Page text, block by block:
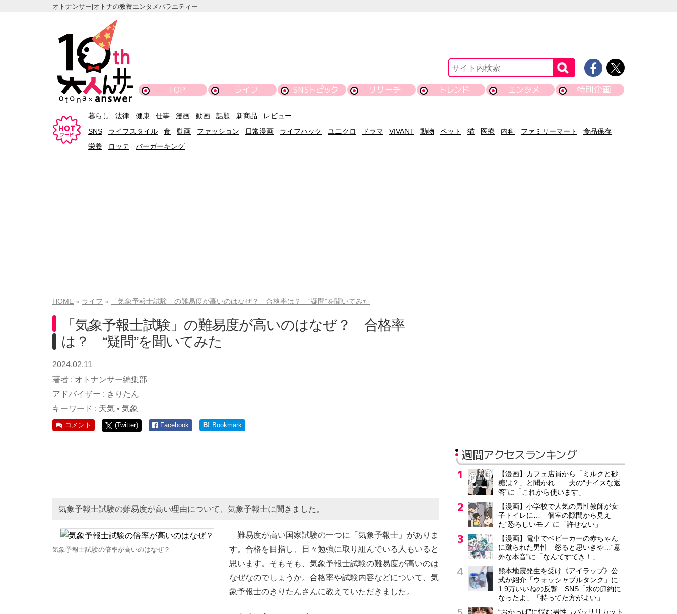
オトナンサー|オトナの教養エンタメバラエティー
TOP ライフ SNSトピック リサーチ トレンド エンタメ 特別企画
暮らし 法律 健康 仕事 漫画 動画 話題 新商品
レビュー
SNS
ライフスタイル 食 動画 ファッション 日常漫画 ライフハック ユニクロ ドラマ VIVANT 動物 ペット 猫 医療 内科 ファミリーマート
食品保存
栄養
ロッテ バーガーキング
HOME ライフ 「気象予報士試験」の難易度が高いのはなぜ？ 合格率は？ “疑問”を聞いてみた
「気象予報士試験」の難易度が高いのはなぜ？ 合格率
は？ “疑問”を聞いてみた
2024.02.11
著者 : オトナンサー編集部
アドバイザー : きりたん
キーワード : 天気 • 気象
コメント (Twitter) Facebook B! Bookmark
気象予報士試験の難易度が高い理由について、気象予報士に聞きました。
気象予報士試験の倍率が高いのはなぜ？
難易度が高い国家試験の一つに「気象予報士」がありま
す。合格を目指し、日々勉強に取り組んでいる人もいると
思います。そもそも、気象予報士試験の難易度が高いのは
なぜなのでしょうか。合格率や試験内容などについて、気
象予報士のきりたんさんに教えていただきました。
週間アクセスランキング
【漫画】カフェ店員から「ミルクと砂
糖は？」と聞かれ… 夫の“ナイスな返
答”に「これから使います」
【漫画】小学校で人気の男性教師が女
子トイレに… 個室の隙間から見え
た“恐ろしいモノ”に「許せない」
【漫画】電車でベビーカーの赤ちゃん
に蹴られた男性 怒ると思いきや…“意
外な本音”に「なんてすてき！」
熊本地震発生を受け《アイラップ》公
式が紹介「ウォッシャブルタンク」に
1.9万いいねの反響 SNS「水の節約に
なったよ」「持ってた方がよい」
“おかっぱ”に悩む男性→バッサリカット